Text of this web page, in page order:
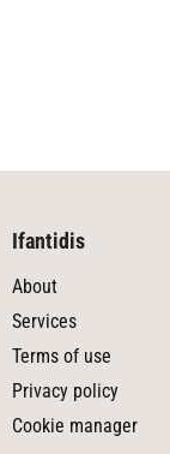
Ifantidis
About
Services
Terms of use
Privacy policy
Cookie manager